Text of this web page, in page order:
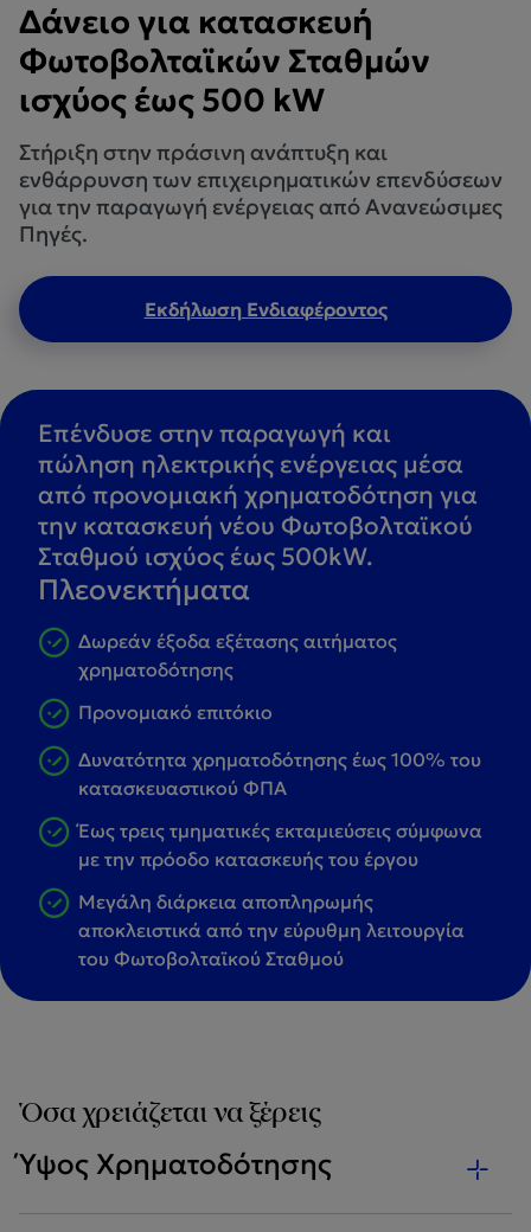
Δάνειο για κατασκευή
Φωτοβολταϊκών Σταθμών
ισχύος έως 500 kW
Στήριξη στην πράσινη ανάπτυξη και
ενθάρρυνση των επιχειρηματικών επενδύσεων
για την παραγωγή ενέργειας από Ανανεώσιμες
Πηγές.
Εκδήλωση Ενδιαφέροντος
Επένδυσε στην παραγωγή και
πώληση ηλεκτρικής ενέργειας μέσα
από προνομιακή χρηματοδότηση για
την κατασκευή νέου Φωτοβολταϊκού
Σταθμού ισχύος έως 500kW.
Πλεονεκτήματα
Δωρεάν έξοδα εξέτασης αιτήματος
χρηματοδότησης
Προνομιακό επιτόκιο
Δυνατότητα χρηματοδότησης έως 100% του
κατασκευαστικού ΦΠΑ
Έως τρεις τμηματικές εκταμιεύσεις σύμφωνα
με την πρόοδο κατασκευής του έργου
Μεγάλη διάρκεια αποπληρωμής
αποκλειστικά από την εύρυθμη λειτουργία
του Φωτοβολταϊκού Σταθμού
Όσα χρειάζεται να ξέρεις
Ύψος Χρηματοδότησης